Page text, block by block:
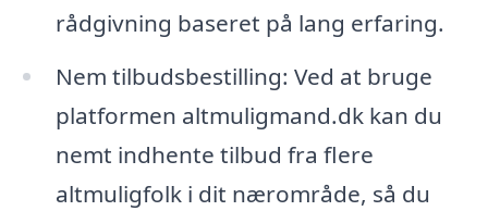
rådgivning baseret på lang erfaring.
Nem tilbudsbestilling: Ved at bruge
platformen altmuligmand.dk kan du
nemt indhente tilbud fra flere
altmuligfolk i dit nærområde, så du